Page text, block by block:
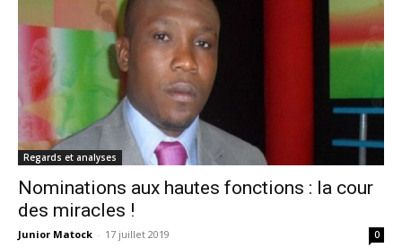
Regards et analyses
Nominations aux hautes fonctions : la cour
des miracles !
Junior Matock - 17 juillet 2019 0